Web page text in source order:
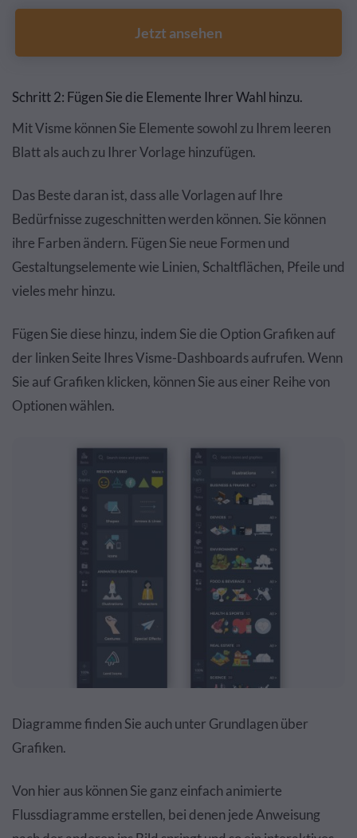
Jetzt ansehen
Schritt 2: Fügen Sie die Elemente Ihrer Wahl hinzu.
Mit Visme können Sie Elemente sowohl zu Ihrem leeren
Blatt als auch zu Ihrer Vorlage hinzufügen.
Das Beste daran ist, dass alle Vorlagen auf Ihre
Bedürfnisse zugeschnitten werden können. Sie können
ihre Farben ändern. Fügen Sie neue Formen und
Gestaltungselemente wie Linien, Schaltflächen, Pfeile und
vieles mehr hinzu.
Fügen Sie diese hinzu, indem Sie die Option Grafiken auf
der linken Seite Ihres Visme-Dashboards aufrufen. Wenn
Sie auf Grafiken klicken, können Sie aus einer Reihe von
Optionen wählen.
Diagramme finden Sie auch unter Grundlagen über
Grafiken.
Von hier aus können Sie ganz einfach animierte
Flussdiagramme erstellen, bei denen jede Anweisung